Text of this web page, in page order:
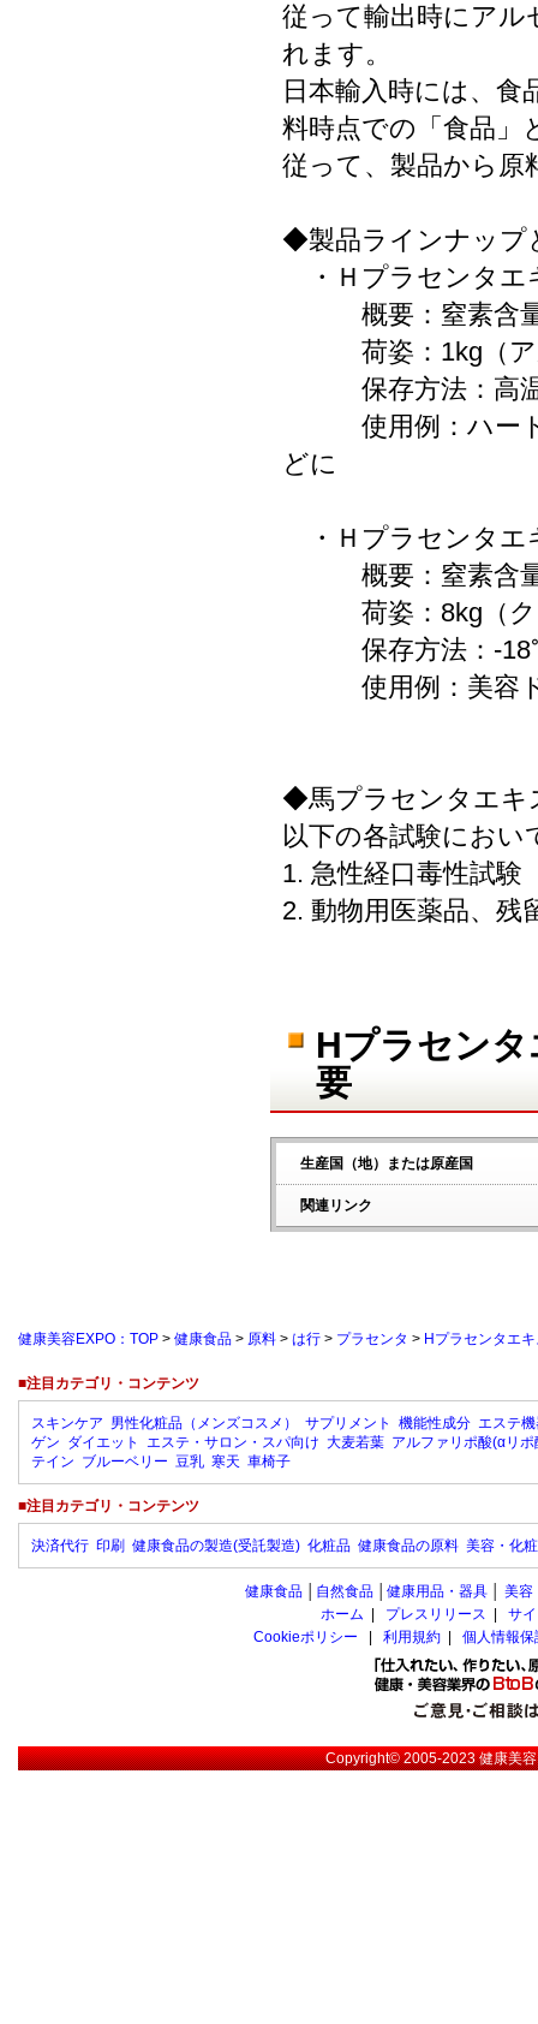
従って輸出時にアル
れます。
日本輸入時には、食
料時点での「食品」
従って、製品から原
◆製品ラインナップ
・Ｈプラセンタエ
概要：窒素含量
荷姿：1kg（ア
保存方法：高温
使用例：ハード
どに
・Ｈプラセンタエ
概要：窒素含量
荷姿：8kg（ク
保存方法：-18℃
使用例：美容ド
◆馬プラセンタエキ
以下の各試験におい
1. 急性経口毒性試験
2. 動物用医薬品、残
Hプラセン
要
生産国（地）または原産国
関連リンク
健康美容EXPO：TOP > 健康食品 > 原料 > は行 > プラセンタ > Hプラセンタエ
■注目カテゴリ・コンテンツ
スキンケア 男性化粧品（メンズコスメ） サプリメント 機能性成分 エステ
ゲン ダイエット エステ・サロン・スパ向け 大麦若葉 アルファリポ酸(αリポ
テイン ブルーベリー 豆乳 寒天 車椅子
■注目カテゴリ・コンテンツ
決済代行 印刷 健康食品の製造(受託製造) 化粧品 健康食品の原料 美容・化
健康食品 自然食品 健康用品・器具 美容
ホーム
プレスリリース
サ
Cookieポリシー
利用規約 個人情報
Copyright© 2005-2023健康美